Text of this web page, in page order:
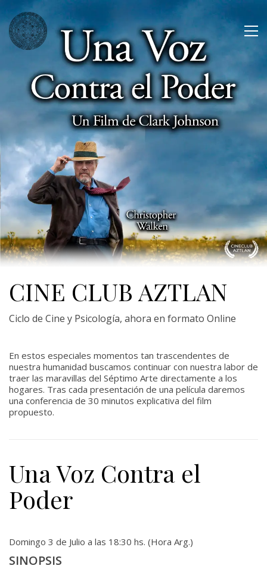
CINE CLUB AZTLAN
Ciclo de Cine y Psicología, ahora en formato Online
En estos especiales momentos tan trascendentes de
nuestra humanidad buscamos continuar con nuestra labor de
traer las maravillas del Séptimo Arte directamente a los
hogares. Tras cada presentación de una película daremos
una conferencia de 30 minutos explicativa del film
propuesto.
Una Voz Contra el
Poder
Domingo 3 de Julio a las 18:30 hs. (Hora Arg.)
SINOPSIS